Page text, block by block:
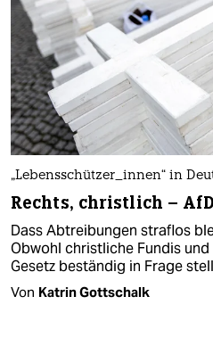
„Lebensschützer_innen“ in
Rechts, christlich –
Dass Abtreibungen straflos
Obwohl christliche Fundis
Gesetz beständig in Frage
Von Katrin Gottschalk